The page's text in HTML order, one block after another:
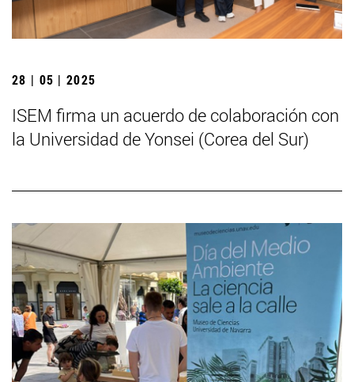
28 | 05 | 2025
ISEM firma un acuerdo de colaboración con
la Universidad de Yonsei (Corea del Sur)